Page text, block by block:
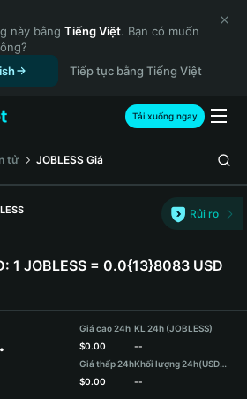
này bằng Tiếng Việt. Bạn có muốn
Tiếp tục bằng Tiếng Việt
Tải xuống ngay
tử JOBLESS Giá
Rủi ro
1 JOBLESS = 0.0{13}8083 USD
Giá cao 24h
$0.00
Giá thấp 24h
$0.00
KL 24h (JOBLESS)
--
Khối lượng 24h(USDT)
--